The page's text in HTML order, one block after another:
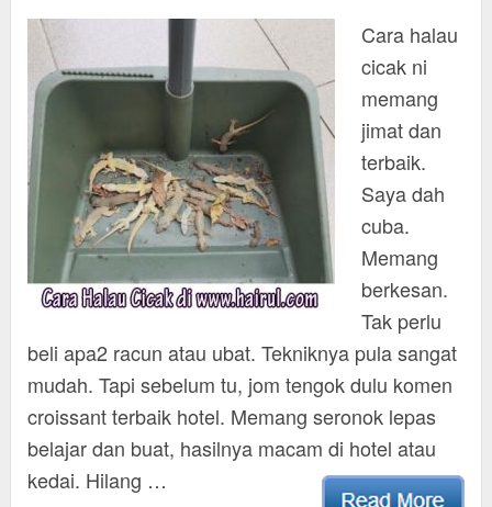
Cara halau
cicak ni
memang
jimat dan
terbaik.
Saya dah
cuba.
Memang
berkesan.
Tak perlu
beli apa2 racun atau ubat. Tekniknya pula sangat
mudah. Tapi sebelum tu, jom tengok dulu komen
croissant terbaik hotel. Memang seronok lepas
belajar dan buat, hasilnya macam di hotel atau
kedai. Hilang …